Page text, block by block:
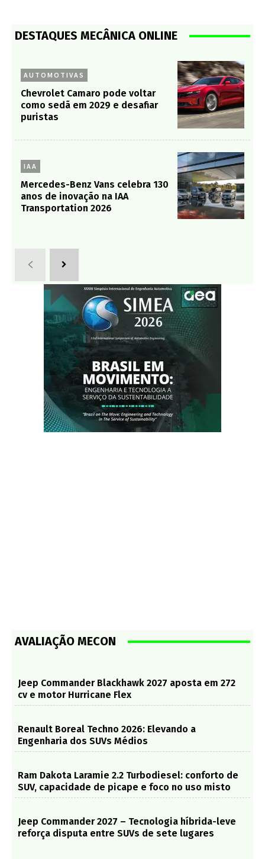
DESTAQUES MECÂNICA ONLINE
AUTOMOTIVAS
Chevrolet Camaro pode voltar
como sedã em 2029 e desafiar
puristas
IAA
Mercedes-Benz Vans celebra 130
anos de inovação na IAA
Transportation 2026
AVALIAÇÃO MECON
Jeep Commander Blackhawk 2027 aposta em 272
cv e motor Hurricane Flex
Renault Boreal Techno 2026: Elevando a
Engenharia dos SUVs Médios
Ram Dakota Laramie 2.2 Turbodiesel: conforto de
SUV, capacidade de picape e foco no uso misto
Jeep Commander 2027 – Tecnologia híbrida-leve
reforça disputa entre SUVs de sete lugares